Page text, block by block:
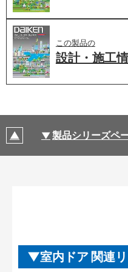
この製品の
設計・施工
製品シリーズペ
室内ドア 関連